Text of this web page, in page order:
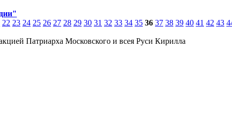
22 23 24 25 26 27 28 29 30 31 32 33 34 35 36 37 38 39 40 41 42 43
Патриарха Московского и всея Руси Кирилла